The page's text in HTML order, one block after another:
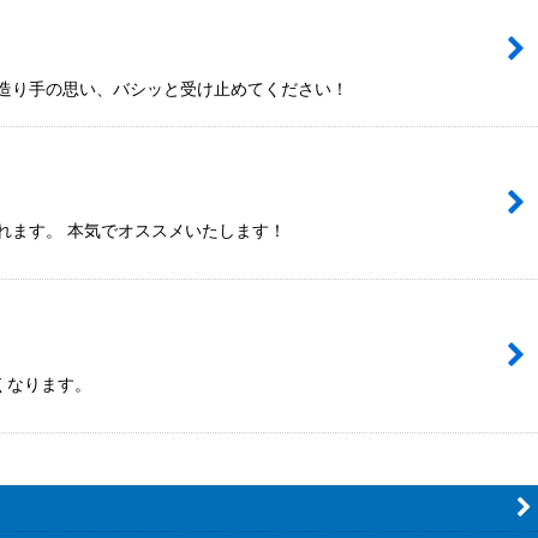
手の思い、バシッと受け止めてください！
す。 本気でオススメいたします！
ります。